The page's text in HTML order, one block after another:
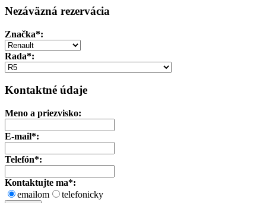
Nezáväzná rezervácia
Značka*:
Rada*:
Kontaktné údaje
Meno a priezvisko:
E-mail*:
Telefón*:
Kontaktujte ma*:
emailom
telefonicky